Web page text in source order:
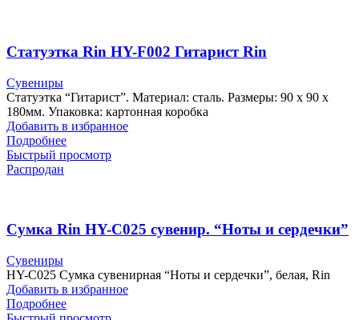
Статуэтка Rin HY-F002 Гитарист Rin
Сувениры
Статуэтка “Гитарист”. Материал: сталь. Размеры: 90 х 90 х
180мм. Упаковка: картонная коробка
Добавить в избранное
Подробнее
Быстрый просмотр
Распродан
Сумка Rin HY-C025 сувенир. “Ноты и сердечки”
Сувениры
HY-C025 Сумка сувенирная “Ноты и сердечки”, белая, Rin
Добавить в избранное
Подробнее